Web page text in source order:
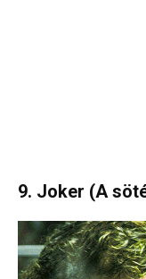
9. Joker (A